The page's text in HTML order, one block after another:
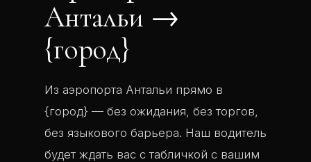
Антальи →
{город}
Из аэропорта Антальи прямо в
{город} — без ожидания, без торгов,
без языкового барьера. Наш водитель
будет ждать вас с табличкой с вашим